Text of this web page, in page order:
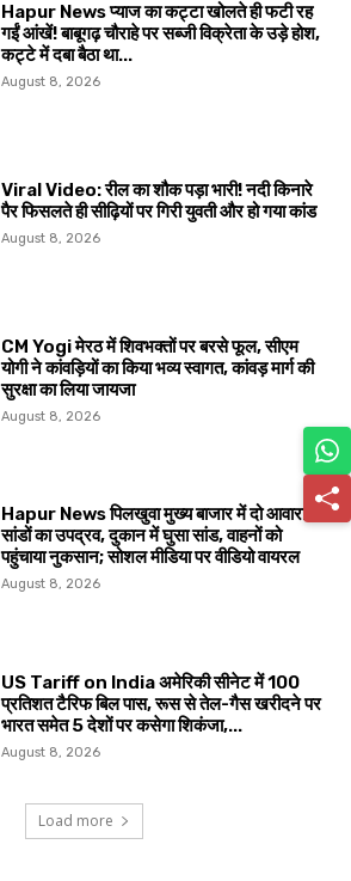
Hapur News प्याज का कट्टा खोलते ही फटी रह
गईं आंखें! बाबूगढ़ चौराहे पर सब्जी विक्रेता के उड़े होश,
कट्टे में दबा बैठा था...
August 8, 2026
Viral Video: रील का शौक पड़ा भारी! नदी किनारे
पैर फिसलते ही सीढ़ियों पर गिरी युवती और हो गया कांड
August 8, 2026
CM Yogi मेरठ में शिवभक्तों पर बरसे फूल, सीएम
योगी ने कांवड़ियों का किया भव्य स्वागत, कांवड़ मार्ग की
सुरक्षा का लिया जायजा
August 8, 2026
Hapur News पिलखुवा मुख्य बाजार में दो आवारा
सांडों का उपद्रव, दुकान में घुसा सांड, वाहनों को
पहुंचाया नुकसान; सोशल मीडिया पर वीडियो वायरल
August 8, 2026
US Tariff on India अमेरिकी सीनेट में 100
प्रतिशत टैरिफ बिल पास, रूस से तेल-गैस खरीदने पर
भारत समेत 5 देशों पर कसेगा शिकंजा,...
August 8, 2026
Load more